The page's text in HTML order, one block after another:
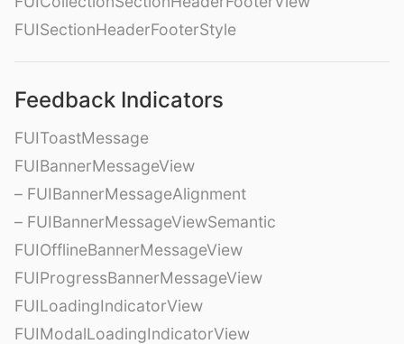
FUISectionHeaderFooterStyle
Feedback Indicators
FUIToastMessage
FUIBannerMessageView
– FUIBannerMessageAlignment
– FUIBannerMessageViewSemantic
FUIOfflineBannerMessageView
FUIProgressBannerMessageView
FUILoadingIndicatorView
FUIModalLoadingIndicatorView